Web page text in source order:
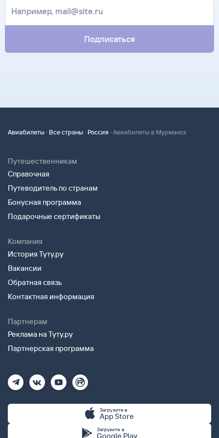
Подписаться
Авиабилеты · Все страны · Россия ·Авиабилеты в Мурманск
Путешественникам
Справочная
Путеводитель по странам
Бонусная программа
Подарочные сертификаты
Компания
История Туту.ру
Вакансии
Обратная связь
Контактная информация
Партнерам
Реклама на Туту.ру
Партнерская программа
Загрузите в
App Store
Загрузите в
Google Play